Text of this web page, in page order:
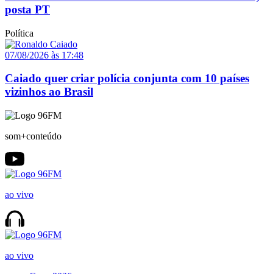
posta PT
Política
07/08/2026 às 17:48
Caiado quer criar polícia conjunta com 10 países
vizinhos ao Brasil
som+conteúdo
ao vivo
ao vivo